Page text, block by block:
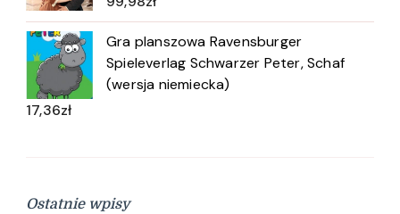
Gra planszowa Ravensburger
Spieleverlag Schwarzer Peter, Schaf
(wersja niemiecka)
17,36zł
Ostatnie wpisy